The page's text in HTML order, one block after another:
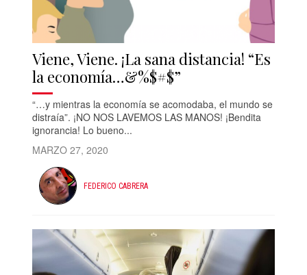
Viene, Viene. ¡La sana distancia! “Es
la economía…&%$#$”
“…y mientras la economía se acomodaba, el mundo se
distraía”. ¡NO NOS LAVEMOS LAS MANOS! ¡Bendita
ignorancia! Lo bueno...
MARZO 27, 2020
FEDERICO CABRERA